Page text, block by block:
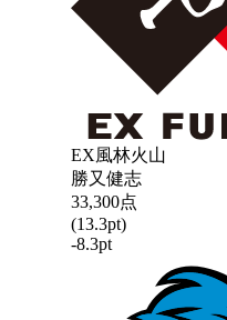
EX風林火山
勝又健志
33,300点
(13.3pt)
-8.3pt